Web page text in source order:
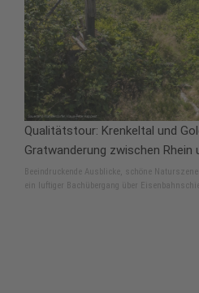
Qualitätstour: Krenkeltal und
Gratwanderung zwischen Rhein
Beeindruckende Ausblicke, schöne
ein luftiger Bachübergang über